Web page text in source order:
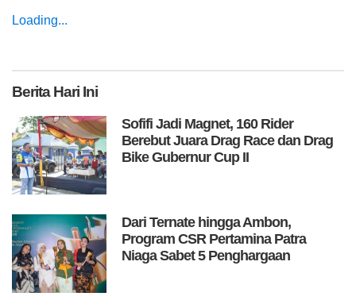
Loading...
BeritaHari Ini
Sofifi Jadi Magnet, 160 Rider
Berebut Juara Drag Race dan Drag
Bike Gubernur Cup II
Dari Ternate hingga Ambon,
Program CSR Pertamina Patra
Niaga Sabet 5 Penghargaan